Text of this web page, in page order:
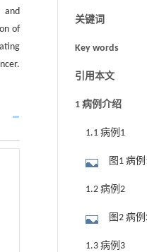
and
of
关键词
Key words
引用本文
1 病例介绍
1.1 病例1
图1 病
腺体部肿
前超声定
D：HIFU+
1.2 病例2
图2 病
腺体部体
1.3 病例3